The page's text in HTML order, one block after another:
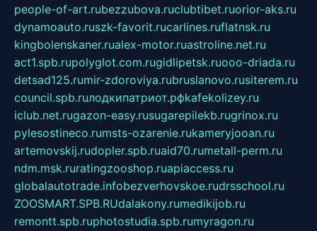
people-of-art.rubezzubova.ruclubtibet.ruorior-aks.ru
dynamoauto.ruszk-favorit.rucarlines.ruflatnsk.ru
kingbolenskaner.rualex-motor.ruastroline.net.ru
act1.spb.rupolyglot.com.rugidlipetsk.ruooo-driada.ru
detsad125.rumir-zdoroviya.rubruslanovo.rusiterem.ru
council.spb.ruлодкипатриот.рфkafekolizey.ru
iclub.net.rugazon-easy.rusugarepilekb.rugrinox.ru
pylesostineco.rumsts-ozarenie.rukameryjooan.ru
artemovskij.rudopler.spb.ruaid70.rumetall-perm.ru
ndm.msk.ruratingzooshop.ruapiaccess.ru
globalautotrade.infobezverhovskoe.rudrsschool.ru
ZOOSMART.SPB.RUdalakony.rumedikijob.ru
remontt.spb.ruphotostudia.spb.rumyragon.ru